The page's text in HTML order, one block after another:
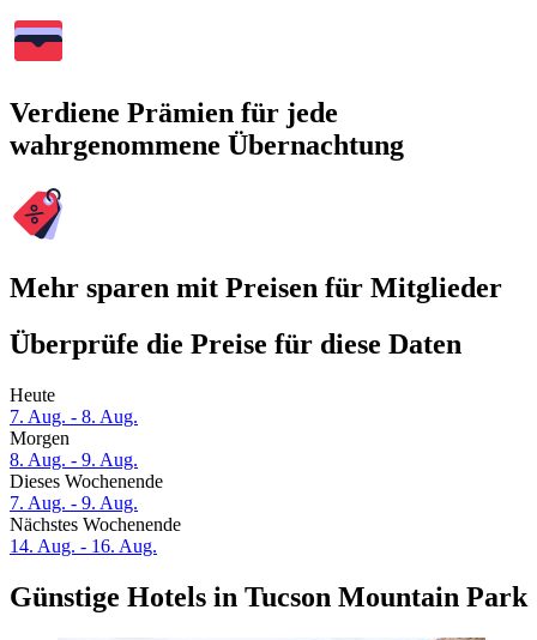
Verdiene Prämien für jede
wahrgenommene Übernachtung
Mehr sparen mit Preisen für Mitglieder
Überprüfe die Preise für diese Daten
Heute
7. Aug. - 8. Aug.
Morgen
8. Aug. - 9. Aug.
Dieses Wochenende
7. Aug. - 9. Aug.
Nächstes Wochenende
14. Aug. - 16. Aug.
Günstige Hotels in Tucson Mountain Park